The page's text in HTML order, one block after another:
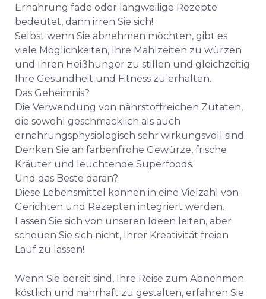
Ernährung fade oder langweilige Rezepte
bedeutet, dann irren Sie sich!
Selbst wenn Sie abnehmen möchten, gibt es
viele Möglichkeiten, Ihre Mahlzeiten zu würzen
und Ihren Heißhunger zu stillen und gleichzeitig
Ihre Gesundheit und Fitness zu erhalten.
Das Geheimnis?
Die Verwendung von nährstoffreichen Zutaten,
die sowohl geschmacklich als auch
ernährungsphysiologisch sehr wirkungsvoll sind.
Denken Sie an farbenfrohe Gewürze, frische
Kräuter und leuchtende Superfoods.
Und das Beste daran?
Diese Lebensmittel können in eine Vielzahl von
Gerichten und Rezepten integriert werden.
Lassen Sie sich von unseren Ideen leiten, aber
scheuen Sie sich nicht, Ihrer Kreativität freien
Lauf zu lassen!
Wenn Sie bereit sind, Ihre Reise zum Abnehmen
köstlich und nahrhaft zu gestalten, erfahren Sie